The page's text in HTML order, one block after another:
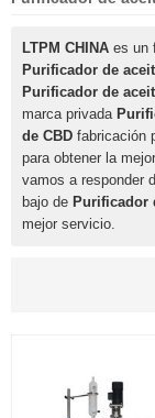
LTPM CHINA es un
Purificador de
Purificador de
marca privada
de CBD fabricación
para obtener la
vamos a responder
bajo de Purificador
mejor servicio.